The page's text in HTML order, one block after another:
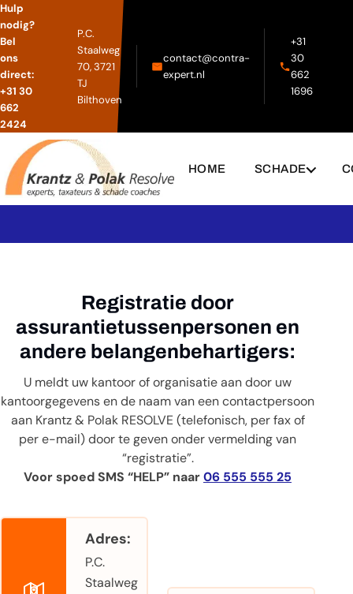
Hulp
nodig?
Bel
ons
direct:
+31 30
662
2424
P.C.
Staalweg
70, 3721
TJ
Bilthoven
contact@contra-
expert.nl
+31
30
662
1696
HOME SCHADE
Registratie door
assurantietussenpersonen en
andere belangenbehartigers:
U meldt uw kantoor of organisatie aan door uw
kantoorgegevens en de naam van een contactpersoon
aan Krantz & Polak RESOLVE (telefonisch, per fax of
per e-mail) door te geven onder vermelding van
“registratie”.
Voor spoed SMS “HELP” naar06 555 555 25
Adres:
P.C.
Staalweg